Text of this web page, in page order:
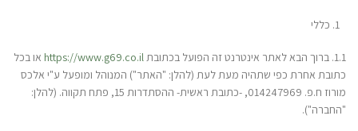
כללי
1.1. ברוך הבא לאתר אינטרנט זה הפועל בכתובת https://www.g69.co.il או בכל
כתובת אחרת כפי שתהיה מעת לעת (להלן: "האתר") המנוהל ומופעל ע"י אלכס
מורוז ח.פ. 014247969, -כתובת ראשית- ההסתדרות 15, פתח תקווה. (להלן:
"החברה").